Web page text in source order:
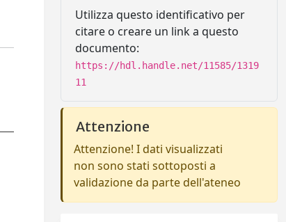
Utilizza questo identificativo per
citare o creare un link a questo
documento:
https://hdl.handle.net/11585/1319
11
Attenzione
Attenzione! I dati visualizzati
non sono stati sottoposti a
validazione da parte dell'ateneo